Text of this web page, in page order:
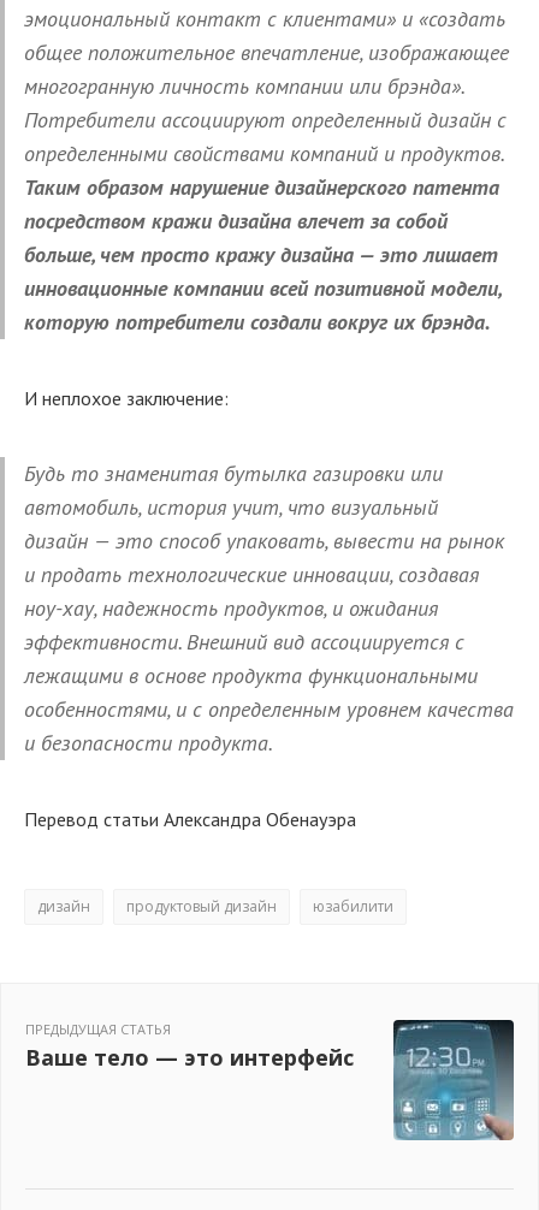
эмоциональный контакт с клиентами» и «создать
общее положительное впечатление, изображающее
многогранную личность компании или брэнда».
Потребители ассоциируют определенный дизайн с
определенными свойствами компаний и продуктов.
Таким образом нарушение дизайнерского патента
посредством кражи дизайна влечет за собой
больше, чем просто кражу дизайна — это лишает
инновационные компании всей позитивной модели,
которую потребители создали вокруг их брэнда.
И неплохое заключение:
Будь то знаменитая бутылка газировки или
автомобиль, история учит, что визуальный
дизайн — это способ упаковать, вывести на рынок
и продать технологические инновации, создавая
ноу-хау, надежность продуктов, и ожидания
эффективности. Внешний вид ассоциируется с
лежащими в основе продукта функциональными
особенностями, и с определенным уровнем качества
и безопасности продукта.
Перевод статьи Александра Обенауэра
дизайн продуктовый дизайн юзабилити
ПРЕДЫДУЩАЯ СТАТЬЯ
Ваше тело — это интерфейс